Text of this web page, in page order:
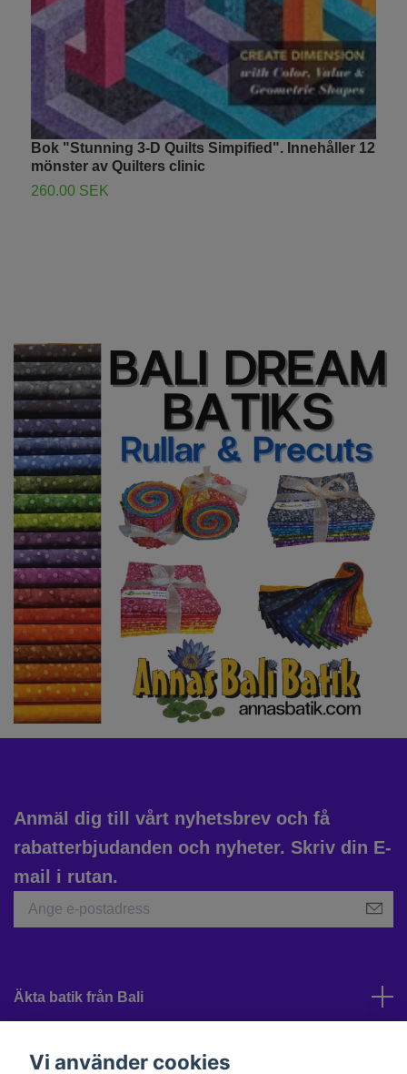
Bok "Stunning 3-D Quilts Simpified". Innehåller 12
mönster av Quilters clinic
260.00 SEK
Anmäl dig till vårt nyhetsbrev och få
rabatterbjudanden och nyheter. Skriv din E-
mail i rutan.
Äkta batik från Bali
Vi använder cookies